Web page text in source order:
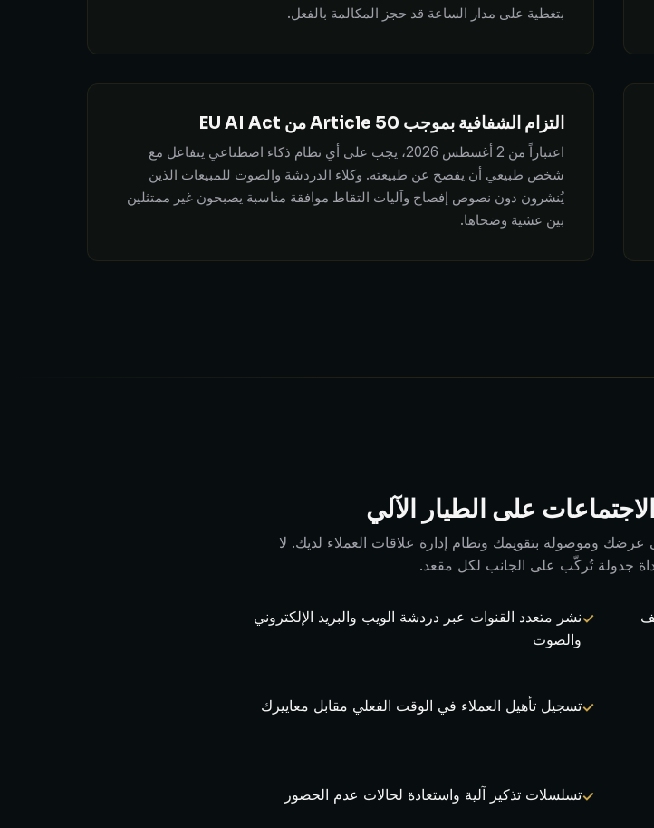
بتغطية على مدار الساعة قد حجز المكالمة بالفعل.
التزام الشفافية بموجب Article 50 من EU AI Act
اعتباراً من 2 أغسطس 2026، يجب على أي نظام ذكاء اصطناعي يتفاعل مع
شخص طبيعي أن يفصح عن طبيعته. وكلاء الدردشة والصوت للمبيعات الذين
يُنشرون دون نصوص إفصاح وآليات التقاط موافقة مناسبة يصبحون غير ممتثلين
بين عشية وضحاها.
على الطيار الآلي
عرضك وموصولة بتقويمك ونظام إدارة علاقات العملاء لديك. لا
جدولة تُركّب على الجانب لكل مقعد.
نشر متعدد القنوات عبر دردشة الويب والبريد الإلكتروني
والصوت
تسجيل تأهيل العملاء في الوقت الفعلي مقابل معاييرك
تسلسلات تذكير آلية واستعادة لحالات عدم الحضور